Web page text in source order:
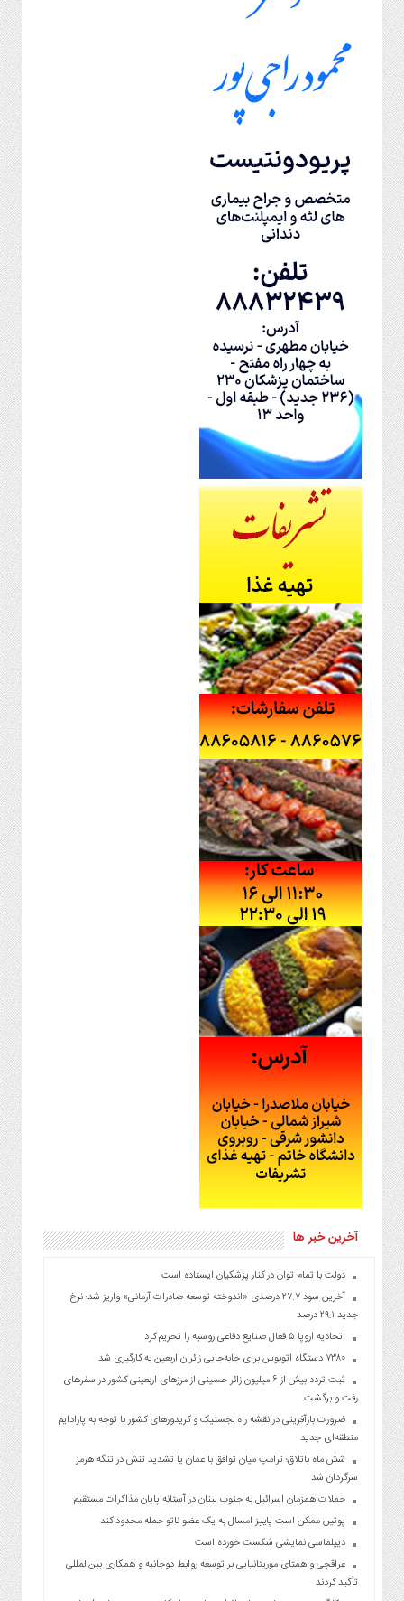
آخرین خبر ها
دولت با تمام توان در کنار پزشکیان ایستاده است
آخرین سود ۲۷.۷ درصدی «اندوخته توسعه صادرات آرمانی» واریز شد؛ نرخ
جدید ۲۹.۱ درصد
اتحادیه اروپا ۵ فعال صنایع دفاعی روسیه را تحریم کرد
۷۳۸۰ دستگاه اتوبوس برای جابه‌جایی زائران اربعین به‌ کارگیری شد
ثبت تردد بیش از ۶ میلیون زائر حسینی از مرزهای اربعینی کشور در سفرهای
رفت و برگشت
ضرورت بازآفرینی در نقشه راه لجستیک و کریدورهای کشور با توجه به پارادایم
منطقه‌ای جدید
شش ماه باتلاق؛ ترامپ میان توافق با عمان یا تشدید تنش در تنگه هرمز
سرگردان شد
حملات همزمان اسرائیل به جنوب لبنان در آستانه پایان مذاکرات مستقیم
پوتین ممکن است پاییز امسال به یک عضو ناتو حمله محدود کند
دیپلماسی نمایشی شکست خورده است
عراقچی و همتای موریتانیایی بر توسعه روابط دوجانبه و همکاری بین‌المللی
تأکید کردند